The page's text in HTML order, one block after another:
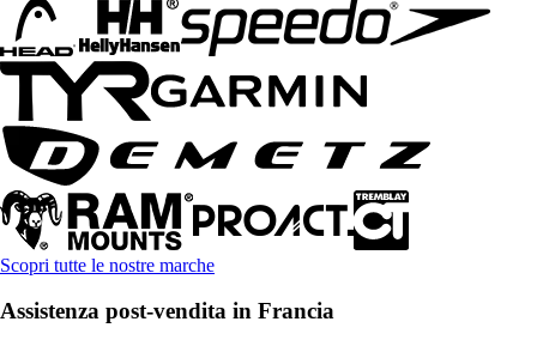
Scopri tutte le nostre marche
Assistenza post-vendita in Francia